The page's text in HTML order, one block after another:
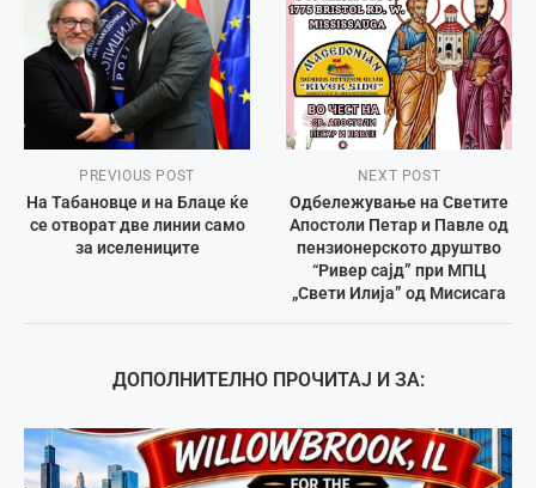
PREVIOUS POST
На Табановце и на Блаце ќе
се отворат две линии само
за иселениците
NEXT POST
Одбележување на Светите
Апостоли Петар и Павле од
пензионерското друштво
“Ривер сајд” при МПЦ
„Свети Илија” од Мисисага
ДОПОЛНИТЕЛНО ПРОЧИТАЈ И ЗА: